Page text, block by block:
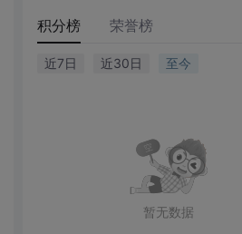
积分榜 荣誉榜
近7日 近30日 至今
暂无数据